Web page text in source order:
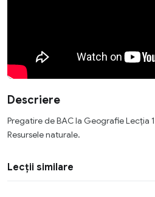
Descriere
Pregatire de BAC la Geografie Lecția
Resursele naturale.
Lecții similare